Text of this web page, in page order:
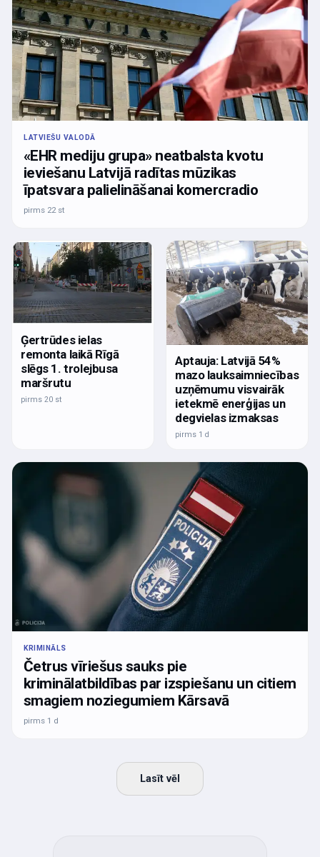
LATVIEŠU VALODĀ
«EHR mediju grupa» neatbalsta kvotu
ieviešanu Latvijā radītas mūzikas
īpatsvara palielināšanai komercradio
pirms 22 st
Ģertrūdes ielas
remonta laikā Rīgā
slēgs 1. trolejbusa
maršrutu
pirms 20 st
Aptauja: Latvijā 54%
mazo lauksaimniecības
uzņēmumu visvairāk
ietekmē enerģijas un
degvielas izmaksas
pirms 1 d
KRIMINĀLS
Četrus vīriešus sauks pie
kriminālatbildības par izspiešanu un citiem
smagiem noziegumiem Kārsavā
pirms 1 d
Lasīt vēl